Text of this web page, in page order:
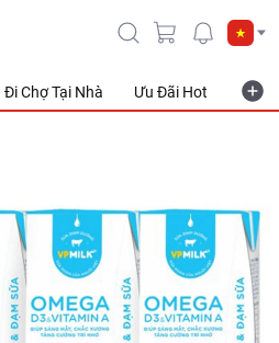
Đi Chợ Tại Nhà Ưu Đãi Hot